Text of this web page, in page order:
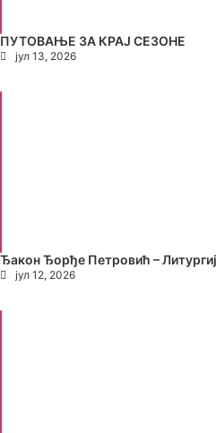
ПУТОВАЊЕ ЗА КРАЈ СЕЗОНЕ
јул 13, 2026
Ђакон Ђорђе Петровић –
јул 12, 2026